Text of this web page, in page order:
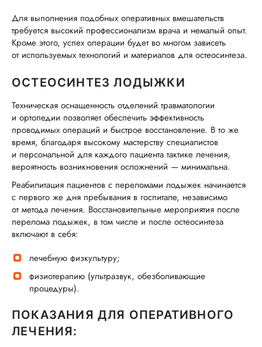
Для выполнения подобных оперативных вмешательств
требуется высокий профессионализм врача и немалый опыт.
Кроме этого, успех операции будет во многом зависеть
от используемых технологий и материалов для остеосинтеза.
ОСТЕОСИНТЕЗ ЛОДЫЖКИ
Техническая оснащенность отделений травматологии
и ортопедии позволяет обеспечить эффективность
проводимых операций и быстрое восстановление. В то же
время, благодаря высокому мастерству специалистов
и персональной для каждого пациента тактике лечения,
вероятность возникновения осложнений — минимальна.
Реабилитация пациентов с переломами лодыжек начинается
с первого же дня пребывания в госпитале, независимо
от метода лечения. Восстановительные мероприятия после
перелома лодыжек, в том числе и после остеосинтеза
включают в себя:
лечебную физкультуру;
физиотерапию (ультразвук, обезболивающие
процедуры).
ПОКАЗАНИЯ ДЛЯ ОПЕРАТИВНОГО
ЛЕЧЕНИЯ: